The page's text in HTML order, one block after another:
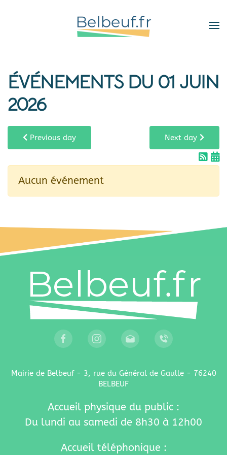
ÉVÉNEMENTS DU 01 JUIN
2026
Previous day Next day
Aucun événement
Mairie de Belbeuf - 3, rue du Général de Gaulle - 76240
BELBEUF
Accueil physique du public :
Du lundi au samedi de 8h30 à 12h00
Accueil téléphonique :